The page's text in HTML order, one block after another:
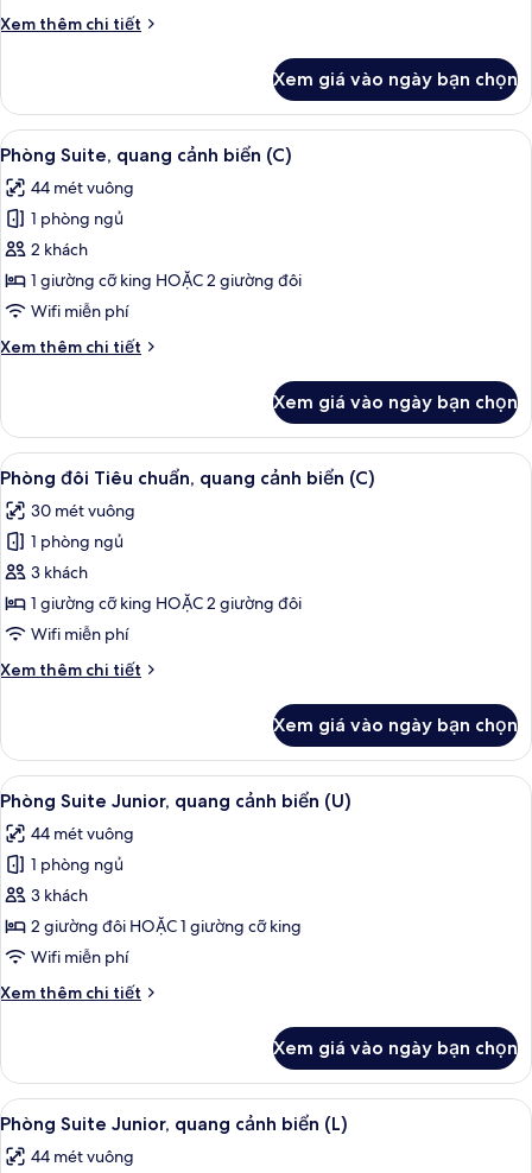
cảnh
Xem thêm chi tiết
Chi
Phòng
Suite
Junior,
quang
cảnh
biển
(C)
Xem giá vào ngày bạn chọn
Xem
tất
cả
ảnh
Phòng
Suite,
quang
biển
Minibar, két bảo mật tại phòng, khu
3
Phòng Suite, quang cảnh biển (C)
44 mét vuông
1 phòng ngủ
2 khách
1 giường cỡ king HOẶC 2 giường đôi
Wifi miễn phí
Xem thêm chi tiết
Chi
Phòng
Suite,
quang
biển
(C)
Xem giá vào ngày bạn chọn
Xem
tất
cả
ảnh
Phòng
đôi
Tiêu
quang
(C)
Minibar, két bảo mật tại phòng, khu
2
Phòng đôi Tiêu chuẩn, quang cảnh biển (C)
30 mét vuông
1 phòng ngủ
3 khách
1 giường cỡ king HOẶC 2 giường đôi
Wifi miễn phí
Xem thêm chi tiết
Chi
Phòng
đôi
Tiêu
chuẩn,
quang
cảnh
biển
(C)
Xem giá vào ngày bạn chọn
Xem
tất
cả
ảnh
Phòng
Suite
Junior,
cảnh
Minibar, két bảo mật tại phòng, khu
2
Phòng Suite Junior, quang cảnh biển (U)
44 mét vuông
1 phòng ngủ
3 khách
2 giường đôi HOẶC 1 giường cỡ king
Wifi miễn phí
Xem thêm chi tiết
Chi
Phòng
Suite
Junior,
quang
cảnh
Xem giá vào ngày bạn chọn
Xem
tất
cả
Minibar, két bảo mật tại phòng, khu
2
Phòng Suite Junior, quang cảnh biển (L)
44 mét vuông